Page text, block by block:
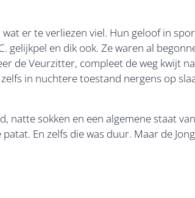
er te verliezen viel. Hun geloof in
gelijkpel en dik ook. Ze waren al
de Veurzitter, compleet de weg kwijt na
in nuchtere toestand nergens op
natte sokken en een algemene staat van
En zelfs die was duur. Maar de